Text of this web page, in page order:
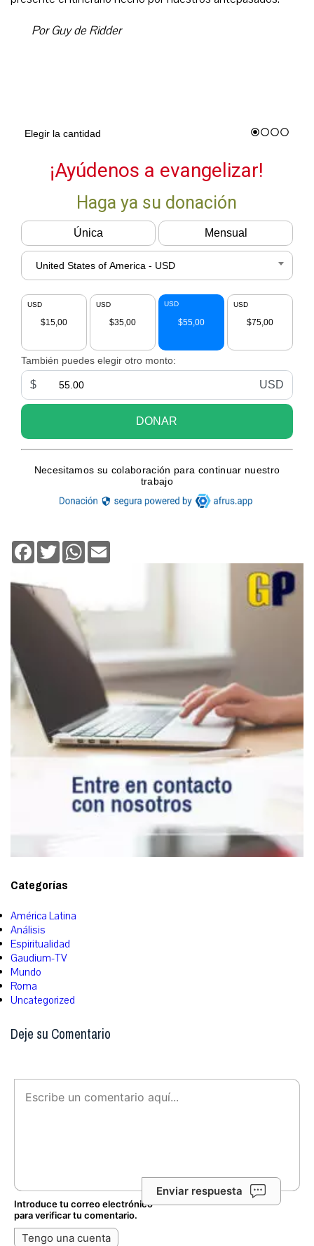
Por Guy de Ridder
Facebook
TwitterWhatsApp
Categorías
América Latina
Análisis
Espiritualidad
Gaudium-TV
Mundo
Roma
Uncategorized
Deje su Comentario
Enviar respuesta
Introduce tu correo electrónico
para verificar tu comentario.
Tengo una cuenta